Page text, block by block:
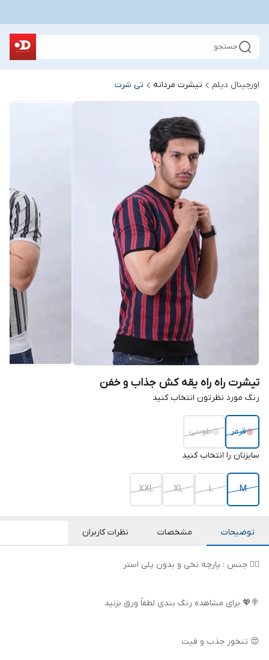
جستجو
اورجینال دیلم تیشرت مردانه تی شرت
تیشرت راه راه یقه کش جذاب و خفن
رنگ مورد نظرتون انتخاب کنید
قرمز طوسی
سایزتان را انتخاب کنید
M
L
XL
XXL
توضیحات مشخصات نظرات کاربران
👌🏻 جنس : پارچه نخی و بدون پلی استر
🍭💖 برای مشاهده رنگ بندی لطفاً ورق بزنید
😍 تنخور جذب و فیت